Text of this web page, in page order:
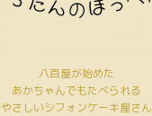
八百屋が始めた
あかちゃんでもたべられる
やさしいシフォンケーキ屋さん